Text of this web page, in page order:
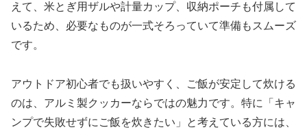
えて、米とぎ用ザルや計量カップ、収納ポーチも付属して
いるため、必要なものが一式そろっていて準備もスムーズ
です。
アウトドア初心者でも扱いやすく、ご飯が安定して炊ける
のは、アルミ製クッカーならではの魅力です。特に「キャ
ンプで失敗せずにご飯を炊きたい」と考えている方には、